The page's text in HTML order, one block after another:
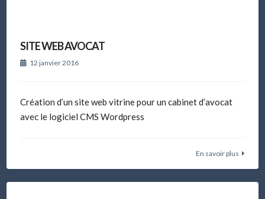
SITE WEB AVOCAT
12 janvier 2016
Création d’un site web vitrine pour un cabinet d’avocat
avec le logiciel CMS Wordpress
En savoir plus